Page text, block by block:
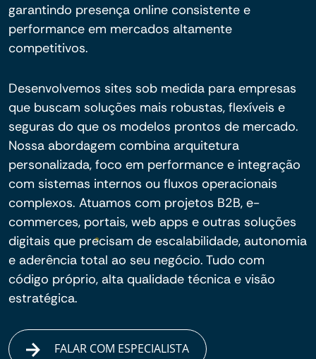
garantindo presença online consistente e
performance em mercados altamente
competitivos.
Desenvolvemos sites sob medida para empresas
que buscam soluções mais robustas, flexíveis e
seguras do que os modelos prontos de mercado.
Nossa abordagem combina arquitetura
personalizada, foco em performance e integração
com sistemas internos ou fluxos operacionais
complexos. Atuamos com projetos B2B, e-
commerces, portais, web apps e outras soluções
digitais que precisam de escalabilidade, autonomia
e aderência total ao seu negócio. Tudo com
código próprio, alta qualidade técnica e visão
estratégica.
FALAR COM ESPECIALISTA